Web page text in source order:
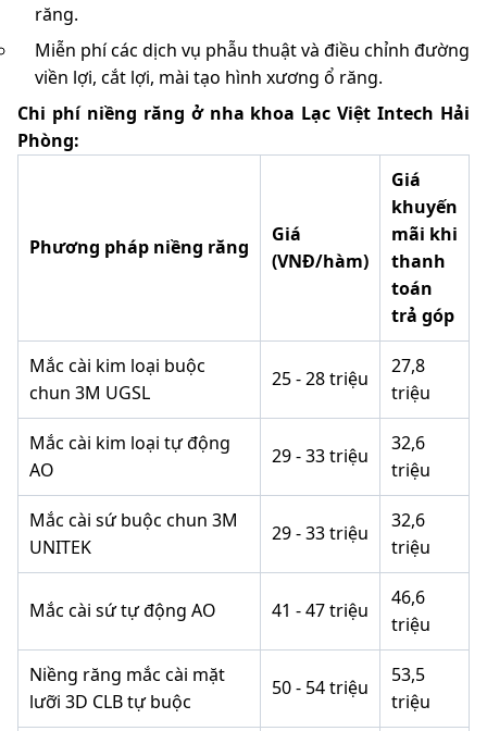
răng.
Miễn phí các dịch vụ phẫu thuật và điều chỉnh đường
viền lợi, cắt lợi, mài tạo hình xương ổ răng.
Chi phí niềng răng ở nha khoa Lạc Việt Intech Hải
Phòng:
Phương pháp niềng răng
Giá
(VNĐ/hàm)
Giá
khuyến
mãi khi
thanh
toán
trả góp
Mắc cài kim loại buộc
chun 3M UGSL
25 - 28 triệu
27,8
triệu
Mắc cài kim loại tự động
AO
29 - 33 triệu
32,6
triệu
Mắc cài sứ buộc chun 3M
UNITEK
29 - 33 triệu
32,6
triệu
Mắc cài sứ tự động AO 41 - 47 triệu
46,6
triệu
Niềng răng mắc cài mặt
lưỡi 3D CLB tự buộc
50 - 54 triệu
53,5
triệu